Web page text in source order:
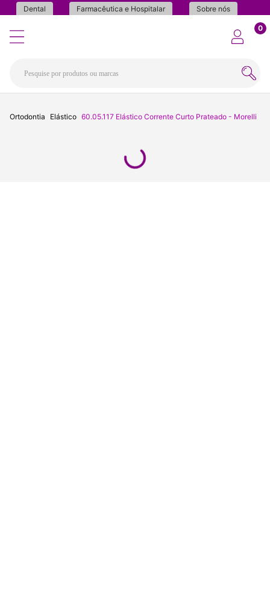
Dental Farmacêutica e Hospitalar Sobre nós
0
Ortodontia Elástico 60.05.117 Elástico Corrente Curto Prateado - Morelli